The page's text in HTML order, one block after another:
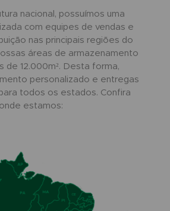
nacional, possuímos uma
com equipes de vendas e
nas principais regiões do
áreas de armazenamento
de 12.000m². Desta forma,
personalizado e entregas
todos os estados. Confira
onde estamos: